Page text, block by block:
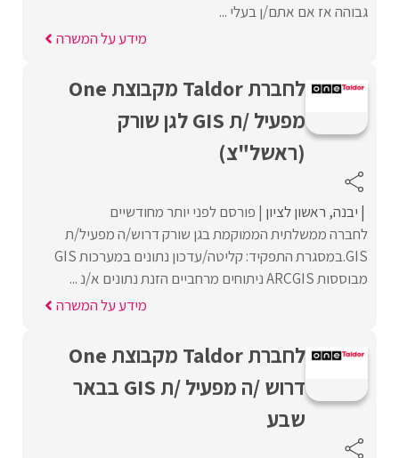
גבוהה אז אם אתם/ן בעלי ...
מידע על המשרה
לחברת Taldor מקבוצת One
מפעיל /ת GIS לגן שורק
(ראשל"צ)
יבנה ראשון לציון פורסם לפני יותר מחודשיים
לחברה ממשלתית הממוקמת בגן שורק דרוש/ה מפעיל/ת
GIS.במסגרת התפקיד: קליטה/עדכון נתונים במערכות GIS
מבוססות ARCGIS ניתוחים מרחביים הזנת נתונים א/נ ...
מידע על המשרה
לחברת Taldor מקבוצת One
דרוש /ה מפעיל /ת GIS בבאר
שבע